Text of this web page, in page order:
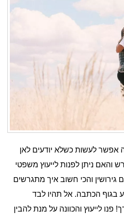
אפשר לעשות כשלא יודעים לאן
והאם ניתן לפנות לייעוץ משפטי
והכי חשוב איך מתגרשים
בגוף הכתבה. אל תהיו לבד
לייעוץ והכוונה על מנת להבין